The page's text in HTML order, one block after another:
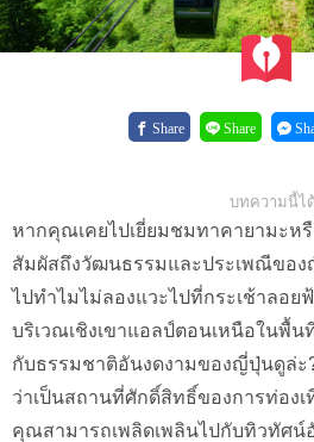
Share Share
บทความนี้ไ
หากคุณเคยไปเยี่ยมชมทาคายามะห
สัมผัสถึงวัฒนธรรมและประเพณีขอ
ไปทำไมไม่ลองแวะไปที่กระเช้าลอย
บริเวณเชิงเขาแอลป์ตอนเหนือในพื้น
กับธรรมชาติอันงดงามของญี่ปุ่นดูล่ะ
ว่าเป็นสถานที่ศักดิ์สิทธิ์ของการท่อง
คุณสามารถเพลิดเพลินไปกับทิวทัศน์